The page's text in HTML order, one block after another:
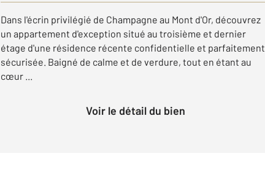
Dans l'écrin privilégié de Champagne au Mont d'Or, découvrez
un appartement d'exception situé au troisième et dernier
étage d'une résidence récente confidentielle et parfaitement
sécurisée. Baigné de calme et de verdure, tout en étant au
cœur ...
Voir le détail du bien